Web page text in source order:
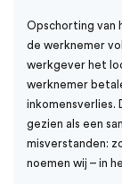
Opschorting van
de werknemer
werkgever het
werknemer
inkomensverlies.
gezien als een
misverstanden:
noemen wij – in